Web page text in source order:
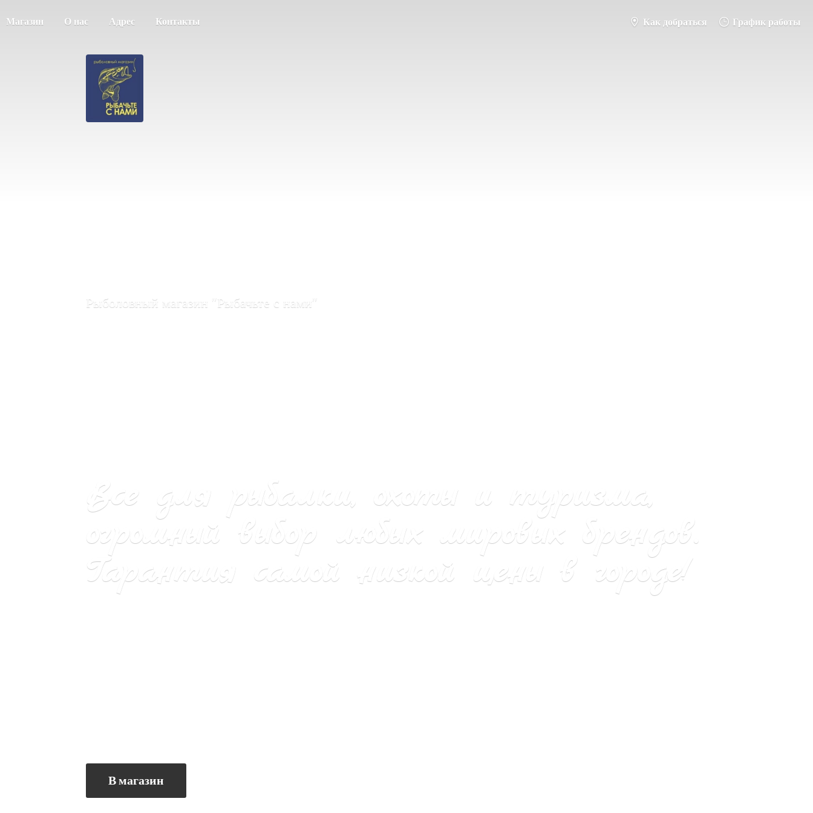
Магазин О нас Адрес Контакты Как добраться График работы
Все для рыбалки, охоты и туризма,
огромный выбор любых мировых брендов.
Гарантия самой низкой цены в городе!
Рыболовный магазин "Рыбачьте с нами"
В магазин